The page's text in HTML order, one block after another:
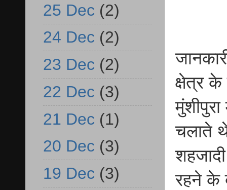
क्षेत्र
चलाते
रहने के
25 Dec (2)
24 Dec (2)
23 Dec (2)
22 Dec (3)
21 Dec (1)
20 Dec (3)
19 Dec (3)